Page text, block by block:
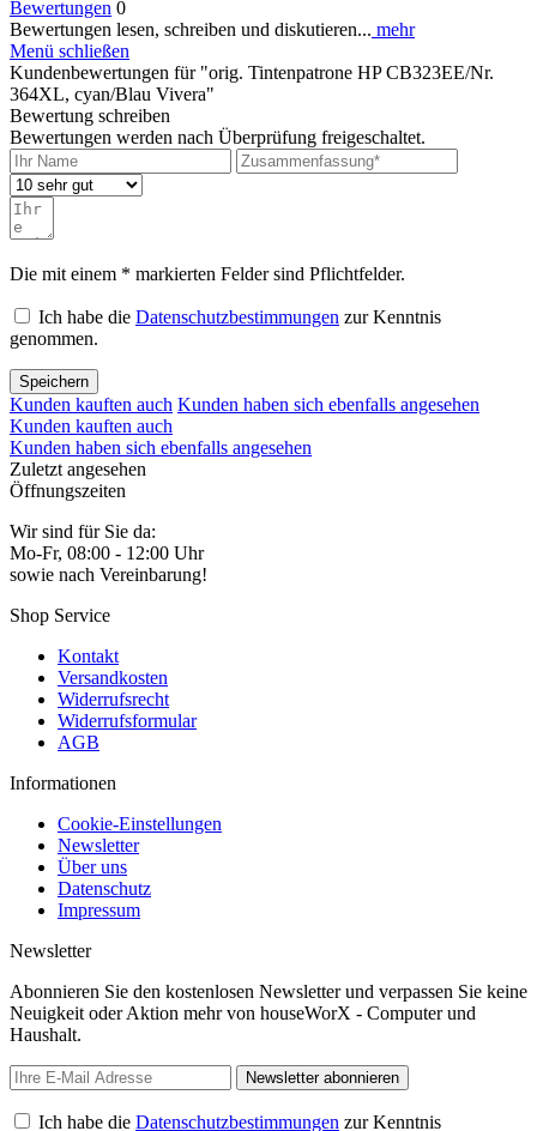
Bewertungen 0
Bewertungen lesen, schreiben und diskutieren... mehr
Menü schließen
Kundenbewertungen für "orig. Tintenpatrone HP CB323EE/Nr.
364XL, cyan/Blau Vivera"
Bewertung schreiben
Bewertungen werden nach Überprüfung freigeschaltet.
Die mit einem * markierten Felder sind Pflichtfelder.
Ich habe die Datenschutzbestimmungen zur Kenntnis
genommen.
Speichern
Kunden kauften auch Kunden haben sich ebenfalls angesehen
Kunden kauften auch
Kunden haben sich ebenfalls angesehen
Zuletzt angesehen
Öffnungszeiten
Wir sind für Sie da:
Mo-Fr, 08:00 - 12:00 Uhr
sowie nach Vereinbarung!
Shop Service
Kontakt
Versandkosten
Widerrufsrecht
Widerrufsformular
AGB
Informationen
Cookie-Einstellungen
Newsletter
Über uns
Datenschutz
Impressum
Newsletter
Abonnieren Sie den kostenlosen Newsletter und verpassen Sie keine
Neuigkeit oder Aktion mehr von houseWorX - Computer und
Haushalt.
Newsletter abonnieren
Ich habe die Datenschutzbestimmungen zur Kenntnis